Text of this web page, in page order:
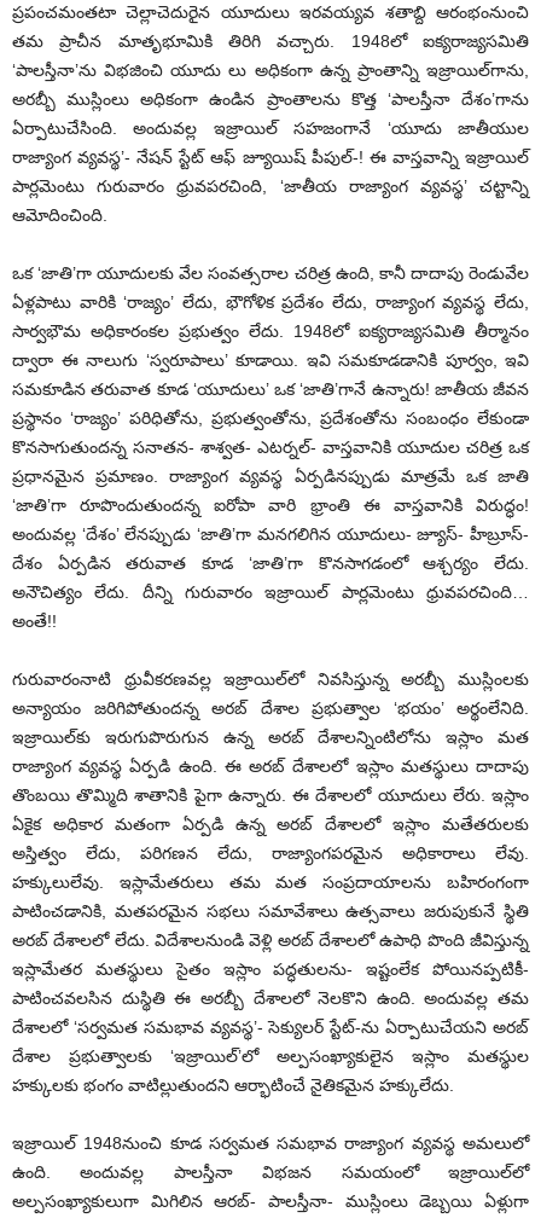
ప్రపంచమంతటా చెల్లాచెదురైన యూదులు ఇరవయ్యవ శతాబ్ది ఆరంభంనుంచి
తమ ప్రాచీన మాతృభూమికి తిరిగి వచ్చారు. 1948లో ఐక్యరాజ్యసమితి
‘పాలస్తీనా’ను విభజించి యూదు లు అధికంగా ఉన్న ప్రాంతాన్ని ఇజ్రాయిల్‌గాను,
అరబ్బీ ముస్లింలు అధికంగా ఉండిన ప్రాంతాలను కొత్త ‘పాలస్తీనా దేశం’గాను
ఏర్పాటుచేసింది. అందువల్ల ఇజ్రాయిల్ సహజంగానే ‘యూదు జాతీయుల
రాజ్యాంగ వ్యవస్థ’- నేషన్ స్టేట్ ఆఫ్ జ్యూయిష్ పీపుల్-! ఈ వాస్తవాన్ని ఇజ్రాయిల్
పార్లమెంటు గురువారం ధ్రువపరచింది, ‘జాతీయ రాజ్యాంగ వ్యవస్థ’ చట్టాన్ని
ఆమోదించింది.
ఒక ‘జాతి’గా యూదులకు వేల సంవత్సరాల చరిత్ర ఉంది, కానీ దాదాపు రెండువేల
ఏళ్లపాటు వారికి ‘రాజ్యం’ లేదు, భౌగోళిక ప్రదేశం లేదు, రాజ్యాంగ వ్యవస్థ లేదు,
సార్వభౌమ అధికారంకల ప్రభుత్వం లేదు. 1948లో ఐక్యరాజ్యసమితి తీర్మానం
ద్వారా ఈ నాలుగు ‘స్వరూపాలు’ కూడాయి. ఇవి సమకూడడానికి పూర్వం, ఇవి
సమకూడిన తరువాత కూడ ‘యూదులు’ ఒక ‘జాతి’గానే ఉన్నారు! జాతీయ జీవన
ప్రస్థానం ‘రాజ్యం’ పరిధితోను, ప్రభుత్వంతోను, ప్రదేశంతోను సంబంధం లేకుండా
కొనసాగుతుందన్న సనాతన- శాశ్వత- ఎటర్నల్- వాస్తవానికి యూదుల చరిత్ర ఒక
ప్రధానమైన ప్రమాణం. రాజ్యాంగ వ్యవస్థ ఏర్పడినప్పుడు మాత్రమే ఒక జాతి
‘జాతి’గా రూపొందుతుందన్న ఐరోపా వారి భ్రాంతి ఈ వాస్తవానికి విరుద్ధం!
అందువల్ల ‘దేశం’ లేనప్పుడు ‘జాతి’గా మనగలిగిన యూదులు- జ్యూస్- హీబ్రూస్-
దేశం ఏర్పడిన తరువాత కూడ ‘జాతి’గా కొనసాగడంలో ఆశ్చర్యం లేదు.
అనౌచిత్యం లేదు. దీన్ని గురువారం ఇజ్రాయిల్ పార్లమెంటు ధ్రువపరచింది…
అంతే!!
గురువారంనాటి ధ్రువీకరణవల్ల ఇజ్రాయిల్‌లో నివసిస్తున్న అరబ్బీ ముస్లింలకు
అన్యాయం జరిగిపోతుందన్న అరబ్ దేశాల ప్రభుత్వాల ‘భయం’ అర్థంలేనిది.
ఇజ్రాయిల్‌కు ఇరుగుపొరుగున ఉన్న అరబ్ దేశాలన్నింటిలోను ఇస్లాం మత
రాజ్యాంగ వ్యవస్థ ఏర్పడి ఉంది. ఈ అరబ్ దేశాలలో ఇస్లాం మతస్థులు దాదాపు
తొంబయి తొమ్మిది శాతానికి పైగా ఉన్నారు. ఈ దేశాలలో యూదులు లేరు. ఇస్లాం
ఏకైక అధికార మతంగా ఏర్పడి ఉన్న అరబ్ దేశాలలో ఇస్లాం మతేతరులకు
అస్తిత్వం లేదు, పరిగణన లేదు, రాజ్యాంగపరమైన అధికారాలు లేవు.
హక్కులులేవు. ఇస్లామేతరులు తమ మత సంప్రదాయాలను బహిరంగంగా
పాటించడానికి, మతపరమైన సభలు సమావేశాలు ఉత్సవాలు జరుపుకునే స్థితి
అరబ్ దేశాలలో లేదు. విదేశాలనుండి వెళ్లి అరబ్ దేశాలలో ఉపాధి పొంది జీవిస్తున్న
ఇస్లామేతర మతస్థులు సైతం ఇస్లాం పద్ధతులను- ఇష్టంలేక పోయినప్పటికీ-
పాటించవలసిన దుస్థితి ఈ అరబ్బీ దేశాలలో నెలకొని ఉంది. అందువల్ల తమ
దేశాలలో ‘సర్వమత సమభావ వ్యవస్థ’- సెక్యులర్ స్టేట్-ను ఏర్పాటుచేయని అరబ్
దేశాల ప్రభుత్వాలకు ‘ఇజ్రాయిల్’లో అల్పసంఖ్యాకులైన ఇస్లాం మతస్థుల
హక్కులకు భంగం వాటిల్లుతుందని ఆర్భాటించే నైతికమైన హక్కులేదు.
ఇజ్రాయిల్ 1948నుంచి కూడ సర్వమత సమభావ రాజ్యాంగ వ్యవస్థ అమలులో
ఉంది. అందువల్ల పాలస్తీనా విభజన సమయంలో ఇజ్రాయిల్‌లో
అల్పసంఖ్యాకులుగా మిగిలిన ఆరబ్- పాలస్తీనా- ముస్లింలు డెబ్బయి ఏళ్లుగా